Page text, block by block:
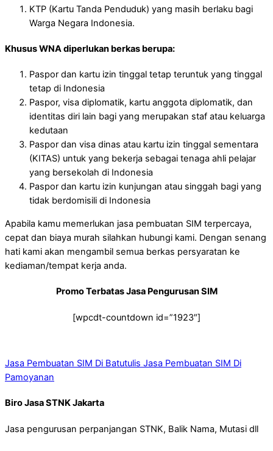
KTP (Kartu Tanda Penduduk) yang masih berlaku bagi
Warga Negara Indonesia.
Khusus WNA diperlukan berkas berupa:
Paspor dan kartu izin tinggal tetap teruntuk yang tinggal
tetap di Indonesia
Paspor, visa diplomatik, kartu anggota diplomatik, dan
identitas diri lain bagi yang merupakan staf atau keluarga
kedutaan
Paspor dan visa dinas atau kartu izin tinggal sementara
(KITAS) untuk yang bekerja sebagai tenaga ahli pelajar
yang bersekolah di Indonesia
Paspor dan kartu izin kunjungan atau singgah bagi yang
tidak berdomisili di Indonesia
Apabila kamu memerlukan jasa pembuatan SIM terpercaya,
cepat dan biaya murah silahkan hubungi kami. Dengan senang
hati kami akan mengambil semua berkas persyaratan ke
kediaman/tempat kerja anda.
Promo Terbatas Jasa Pengurusan SIM
[wpcdt-countdown id=”1923″]
Jasa Pembuatan SIM Di Batutulis Jasa Pembuatan SIM Di
Pamoyanan
Biro Jasa STNK Jakarta
Jasa pengurusan perpanjangan STNK, Balik Nama, Mutasi dll